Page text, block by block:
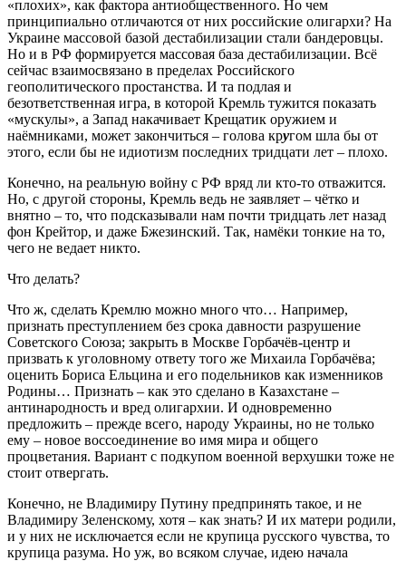
«плохих», как фактора антиобщественного. Но чем
принципиально отличаются от них российские олигархи? На
Украине массовой базой дестабилизации стали бандеровцы.
Но и в РФ формируется массовая база дестабилизации. Всё
сейчас взаимосвязано в пределах Российского
геополитического простанства. И та подлая и
безответственная игра, в которой Кремль тужится показать
«мускулы», а Запад накачивает Крещатик оружием и
наёмниками, может закончиться – голова кругом шла бы от
этого, если бы не идиотизм последних тридцати лет – плохо.
Конечно, на реальную войну с РФ вряд ли кто-то отважится.
Но, с другой стороны, Кремль ведь не заявляет – чётко и
внятно – то, что подсказывали нам почти тридцать лет назад
фон Крейтор, и даже Бжезинский. Так, намёки тонкие на то,
чего не ведает никто.
Что делать?
Что ж, сделать Кремлю можно много что… Например,
признать преступлением без срока давности разрушение
Советского Союза; закрыть в Москве Горбачёв-центр и
призвать к уголовному ответу того же Михаила Горбачёва;
оценить Бориса Ельцина и его подельников как изменников
Родины… Признать – как это сделано в Казахстане –
антинародность и вред олигархии. И одновременно
предложить – прежде всего, народу Украины, но не только
ему – новое воссоединение во имя мира и общего
процветания. Вариант с подкупом военной верхушки тоже не
стоит отвергать.
Конечно, не Владимиру Путину предпринять такое, и не
Владимиру Зеленскому, хотя – как знать? И их матери родили,
и у них не исключается если не крупица русского чувства, то
крупица разума. Но уж, во всяком случае, идею начала